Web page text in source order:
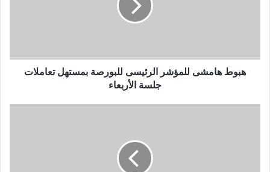
هبوط هامشى للمؤشر الرئيسى للبورصة بمستهل تعاملات
جلسة الأربعاء